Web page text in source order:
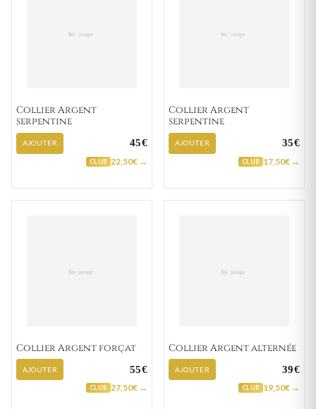
Collier Argent
serpentine
AJOUTER 45€
CLUB 22,50€ →
Collier Argent
serpentine
AJOUTER 35€
CLUB 17,50€ →
Collier Argent forçat
AJOUTER 55€
CLUB 27,50€ →
Collier Argent alternée
AJOUTER 39€
CLUB 19,50€ →